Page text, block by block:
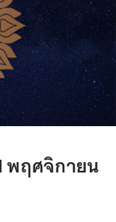
พฤศจิกายน